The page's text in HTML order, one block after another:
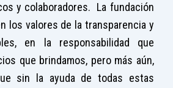
y colaboradores. La fundación
los valores de la transparencia y
en la responsabilidad que
que brindamos, pero más aún,
sin la ayuda de todas estas